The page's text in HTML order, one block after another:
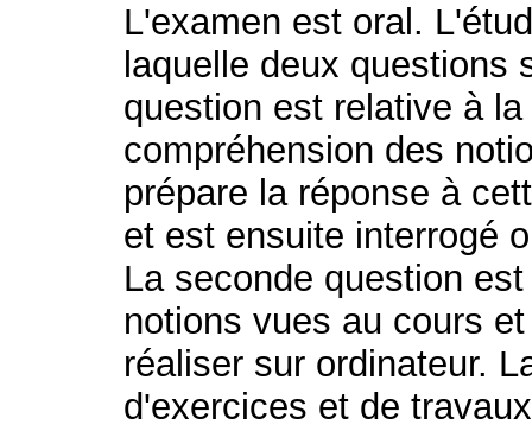
L'examen est oral.
laquelle deux questions
question est relative à
compréhension des
prépare la réponse à
et est ensuite interrogé
La seconde question
notions vues au cours
réaliser sur ordinateur.
d'exercices et de